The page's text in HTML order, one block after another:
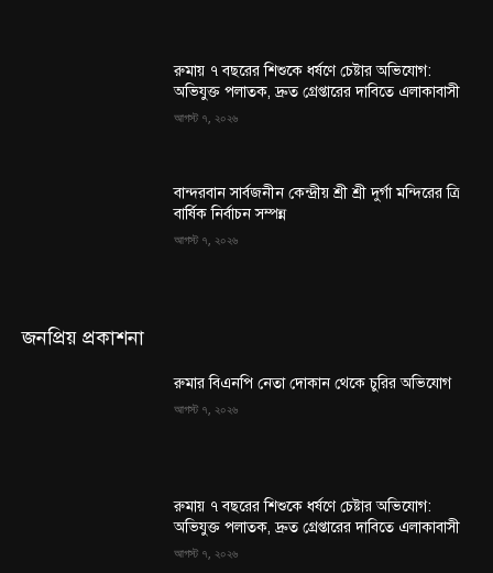
রুমায় ৭ বছরের শিশুকে ধর্ষণে চেষ্টার অভিযোগ:
অভিযুক্ত পলাতক, দ্রুত গ্রেপ্তারের দাবিতে এলাকাবাসী
আগস্ট ৭, ২০২৬
বান্দরবান সার্বজনীন কেন্দ্রীয় শ্রী শ্রী দুর্গা মন্দিরের ত্রি
বার্ষিক নির্বাচন সম্পন্ন
আগস্ট ৭, ২০২৬
জনপ্রিয় প্রকাশনা
রুমার বিএনপি নেতা দোকান থেকে চুরির অভিযোগ
আগস্ট ৭, ২০২৬
রুমায় ৭ বছরের শিশুকে ধর্ষণে চেষ্টার অভিযোগ:
অভিযুক্ত পলাতক, দ্রুত গ্রেপ্তারের দাবিতে এলাকাবাসী
আগস্ট ৭, ২০২৬